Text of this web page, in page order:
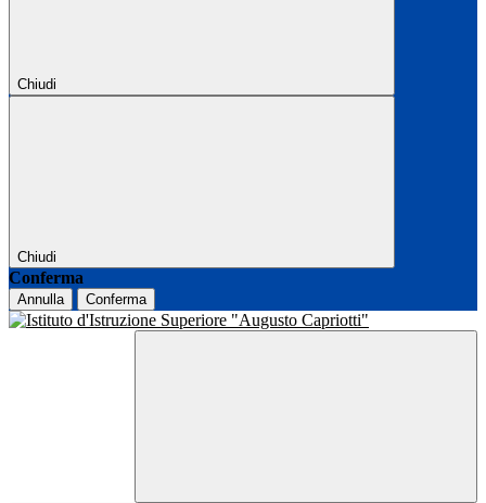
Chiudi
Chiudi
Conferma
Annulla Conferma